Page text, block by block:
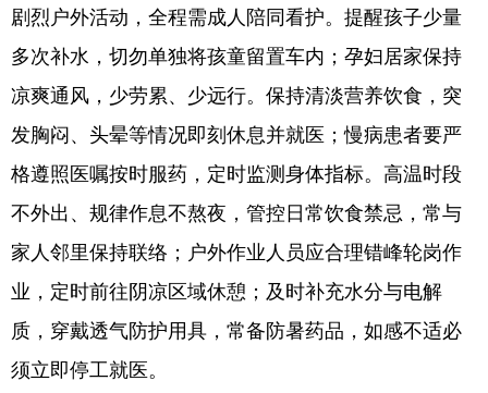
Deutsch Português
剧烈户外活动，全程需成人陪同看护。提醒孩子少量
多次补水，切勿单独将孩童留置车内；孕妇居家保持
凉爽通风，少劳累、少远行。保持清淡营养饮食，突
发胸闷、头晕等情况即刻休息并就医；慢病患者要严
格遵照医嘱按时服药，定时监测身体指标。高温时段
不外出、规律作息不熬夜，管控日常饮食禁忌，常与
家人邻里保持联络；户外作业人员应合理错峰轮岗作
业，定时前往阴凉区域休憩；及时补充水分与电解
质，穿戴透气防护用具，常备防暑药品，如感不适必
须立即停工就医。